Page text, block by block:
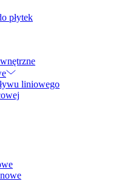
płytek
liniowego